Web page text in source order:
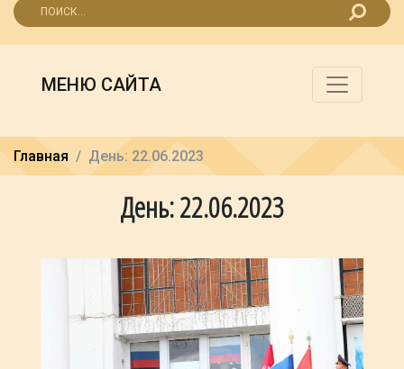
МЕНЮ САЙТА
Главная День: 22.06.2023
День: 22.06.2023